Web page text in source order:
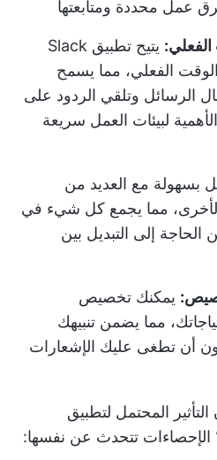
عمل محددة ومتابعتها
يتيح تطبيق Slack
الوقت الفعلي، مما يسمح
الرسائل وتلقي الردود على
لبيئات العمل سريعة
بسهولة مع العديد من
مما يجمع كل شيء في
إلى التبديل بين
يمكنك تخصيص
مما يضمن تنبيهك
أن تطغى عليك الإشعارات
المحتمل لتطبيق
تتحدث عن نفسها: